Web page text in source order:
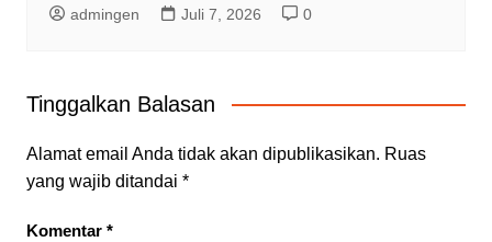
admingen Juli 7, 2026 0
Tinggalkan Balasan
Alamat email Anda tidak akan dipublikasikan. Ruas
yang wajib ditandai *
Komentar *